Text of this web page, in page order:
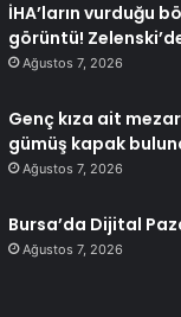
İHA’ların vurduğu
görüntü!
Ağustos 7, 2026
Genç kıza ait
gümüş kapak
Ağustos 7, 2026
Bursa’da Dijital
Ağustos 7, 2026